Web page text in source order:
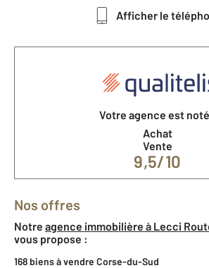
Afficher le
Votre agence est
Achat
Vente
9,5/10
Nos offres
Notre agence immobilière à Lecci
vous propose :
168 biens à vendre Corse-du-Sud